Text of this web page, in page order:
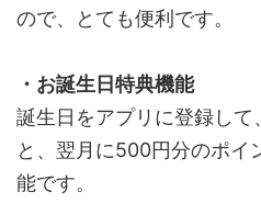
ので、とても便利です。
・お誕生日特典機能
誕生日をアプリに登録し
と、翌月に500円分のポイ
能です。